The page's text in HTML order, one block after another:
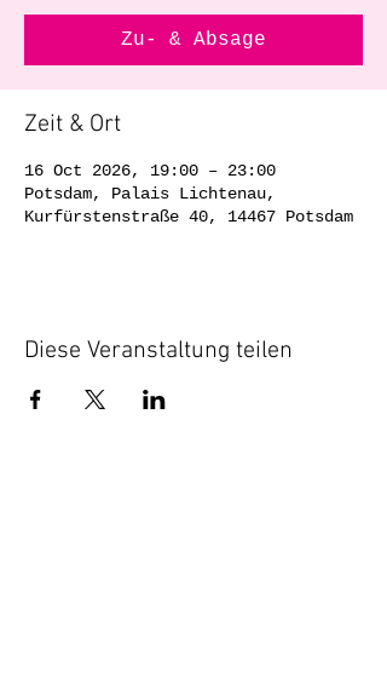
Zu- & Absage
Zeit & Ort
16 Oct 2026, 19:00 – 23:00
Potsdam, Palais Lichtenau,
Kurfürstenstraße 40, 14467 Potsdam
Diese Veranstaltung teilen